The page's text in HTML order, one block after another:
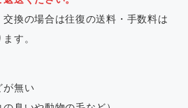
換の場合は往復の送料・手数料は
す。
が無い